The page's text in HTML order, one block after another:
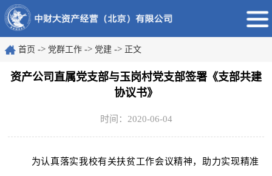
首页 -> 党群工作 -> 党建 -> 正文
资产公司直属党支部与玉岗村党支部签署《支部共建
协议书》
时间：2020-06-04
为认真落实我校有关扶贫工作会议精神，助力实现精准